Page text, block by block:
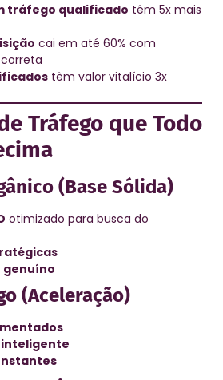
tráfego qualificado têm 5x mais
cai em até 60% com
têm valor vitalício 3x
Tráfego que Todo
(Base Sólida)
otimizado para busca do
genuíno
(Aceleração)